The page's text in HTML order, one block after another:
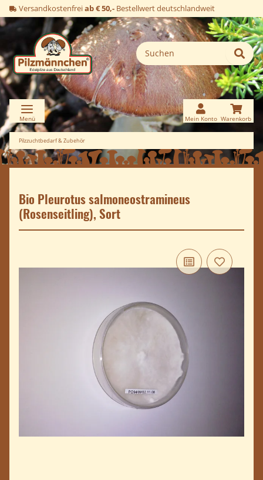
Versandkostenfreiab € 50,- Bestellwert deutschlandweit
Pilzzuchtbedarf & Zubehör
Bio Pleurotus salmoneostramineus
(Rosenseitling), Sort